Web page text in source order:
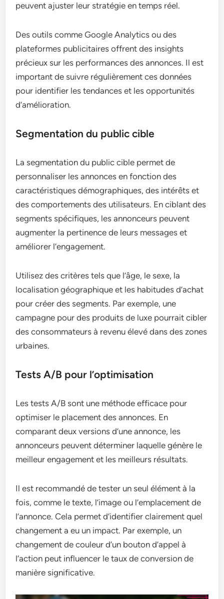
peuvent ajuster leur stratégie en temps réel.
Des outils comme Google Analytics ou des
plateformes publicitaires offrent des insights
précieux sur les performances des annonces. Il est
important de suivre régulièrement ces données
pour identifier les tendances et les opportunités
d’amélioration.
Segmentation du public cible
La segmentation du public cible permet de
personnaliser les annonces en fonction des
caractéristiques démographiques, des intérêts et
des comportements des utilisateurs. En ciblant des
segments spécifiques, les annonceurs peuvent
augmenter la pertinence de leurs messages et
améliorer l’engagement.
Utilisez des critères tels que l’âge, le sexe, la
localisation géographique et les habitudes d’achat
pour créer des segments. Par exemple, une
campagne pour des produits de luxe pourrait cibler
des consommateurs à revenu élevé dans des zones
urbaines.
Tests A/B pour l’optimisation
Les tests A/B sont une méthode efficace pour
optimiser le placement des annonces. En
comparant deux versions d’une annonce, les
annonceurs peuvent déterminer laquelle génère le
meilleur engagement et les meilleurs résultats.
Il est recommandé de tester un seul élément à la
fois, comme le texte, l’image ou l’emplacement de
l’annonce. Cela permet d’identifier clairement quel
changement a eu un impact. Par exemple, un
changement de couleur d’un bouton d’appel à
l’action peut influencer le taux de conversion de
manière significative.